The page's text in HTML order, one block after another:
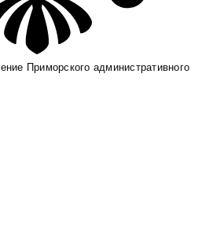
Приморского административного